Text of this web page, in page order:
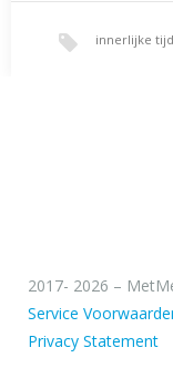
innerlijke tijd
2017- 2026 –
Service
Privacy Statement